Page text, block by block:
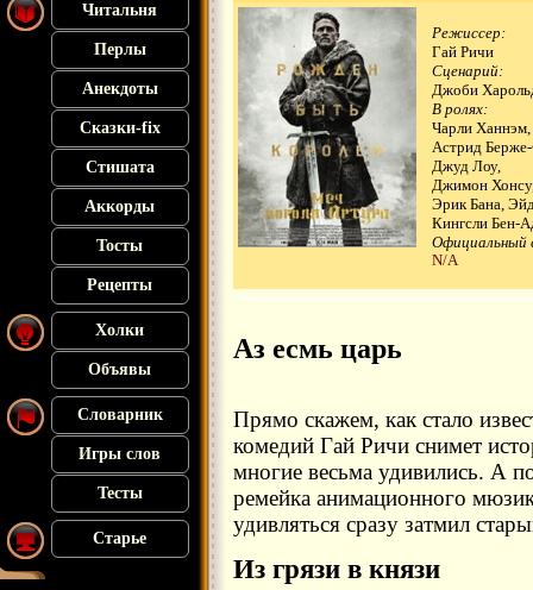
Читальня
Перлы
Анекдоты
Сказки-fix
Стишата
Аккорды
Тосты
Рецепты
Холки
Объявы
Словарник
Игры слов
Тесты
Старье
Режиссер:
Гай Ричи
Сценарий:
Джоби
В ролях:
Чарли Ханнэм,
Астрид
Джуд Лоу,
Джимон
Эрик Бана,
Кингсли Бен-
Официальный
N/A
Аз есмь царь
Прямо скажем, как стало
комедий Гай Ричи снимет
многие весьма удивились. А
ремейка анимационного
удивляться сразу затмил
Из грязи в князи